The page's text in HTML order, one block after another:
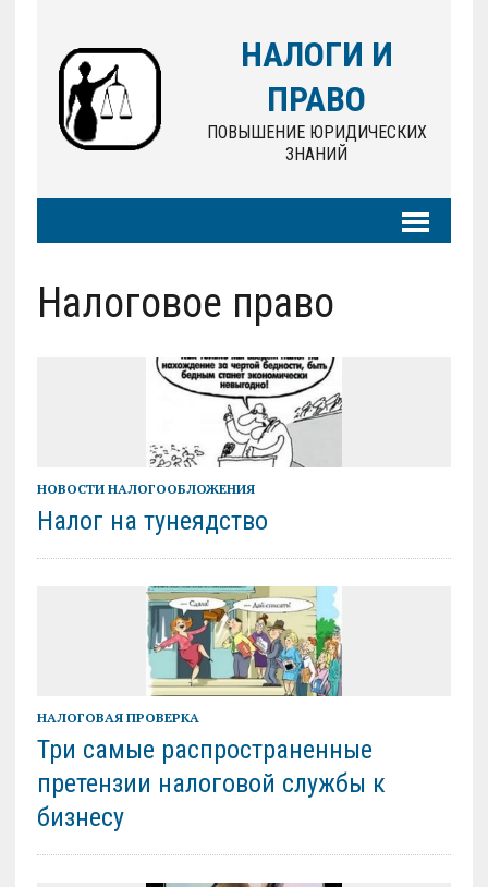
НАЛОГИ И
ПРАВО
ПОВЫШЕНИЕ ЮРИДИЧЕСКИХ
ЗНАНИЙ
Налоговое право
НОВОСТИ НАЛОГООБЛОЖЕНИЯ
Налог на тунеядство
НАЛОГОВАЯ ПРОВЕРКА
Три самые распространенные
претензии налоговой службы к
бизнесу